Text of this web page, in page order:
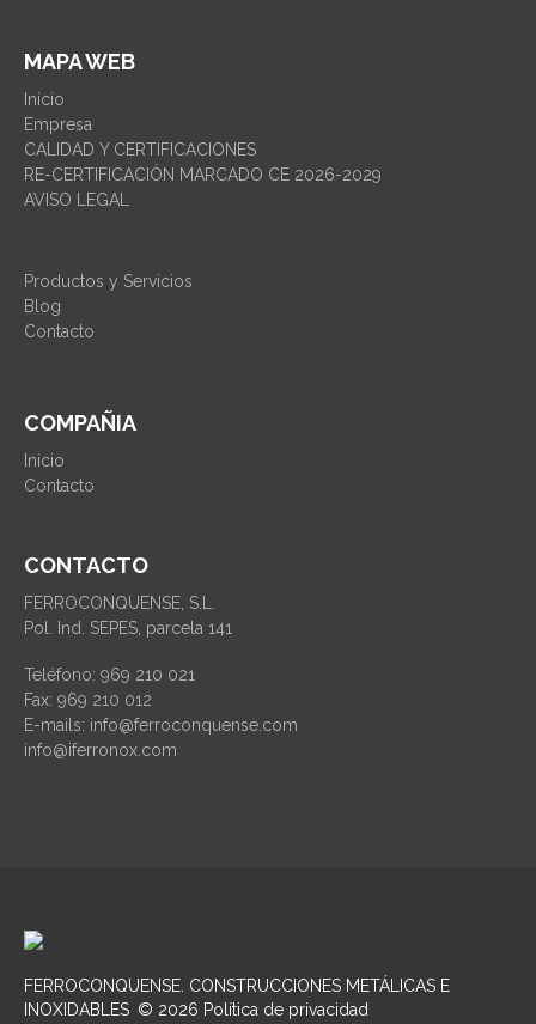
MAPA WEB
Inicio
Empresa
CALIDAD Y CERTIFICACIONES
RE-CERTIFICACIÓN MARCADO CE 2026-2029
AVISO LEGAL
Productos y Servicios
Blog
Contacto
COMPAÑIA
Inicio
Contacto
CONTACTO
FERROCONQUENSE, S.L.
Pol. Ind. SEPES, parcela 141
Teléfono: 969 210 021
Fax: 969 210 012
E-mails: info@ferroconquense.com
info@iferronox.com
FERROCONQUENSE . CONSTRUCCIONES METÁLICAS E
INOXIDABLES © 2026 Política de privacidad